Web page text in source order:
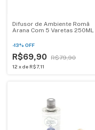
Difusor de Ambiente Romã
Arana Com 5 Varetas 250ML -
-13% OFF
R$69,90 R$79,90
12 x de R$7,11